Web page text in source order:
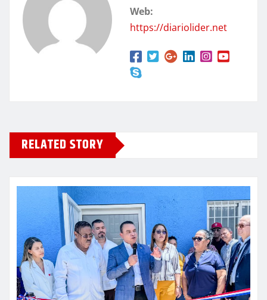
Web:
https://diariolider.net
RELATED STORY